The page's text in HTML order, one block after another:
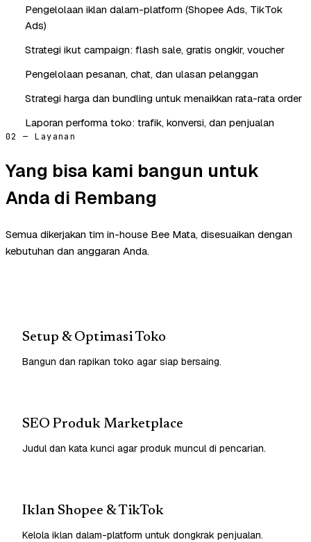
Pengelolaan iklan dalam-platform (Shopee Ads, TikTok
Ads)
Strategi ikut campaign: flash sale, gratis ongkir, voucher
Pengelolaan pesanan, chat, dan ulasan pelanggan
Strategi harga dan bundling untuk menaikkan rata-rata order
Laporan performa toko: trafik, konversi, dan penjualan
02 — Layanan
Yang bisa kami bangun untuk
Anda di Rembang
Semua dikerjakan tim in-house Bee Mata, disesuaikan dengan
kebutuhan dan anggaran Anda.
Setup & Optimasi Toko
Bangun dan rapikan toko agar siap bersaing.
SEO Produk Marketplace
Judul dan kata kunci agar produk muncul di pencarian.
Iklan Shopee & TikTok
Kelola iklan dalam-platform untuk dongkrak penjualan.